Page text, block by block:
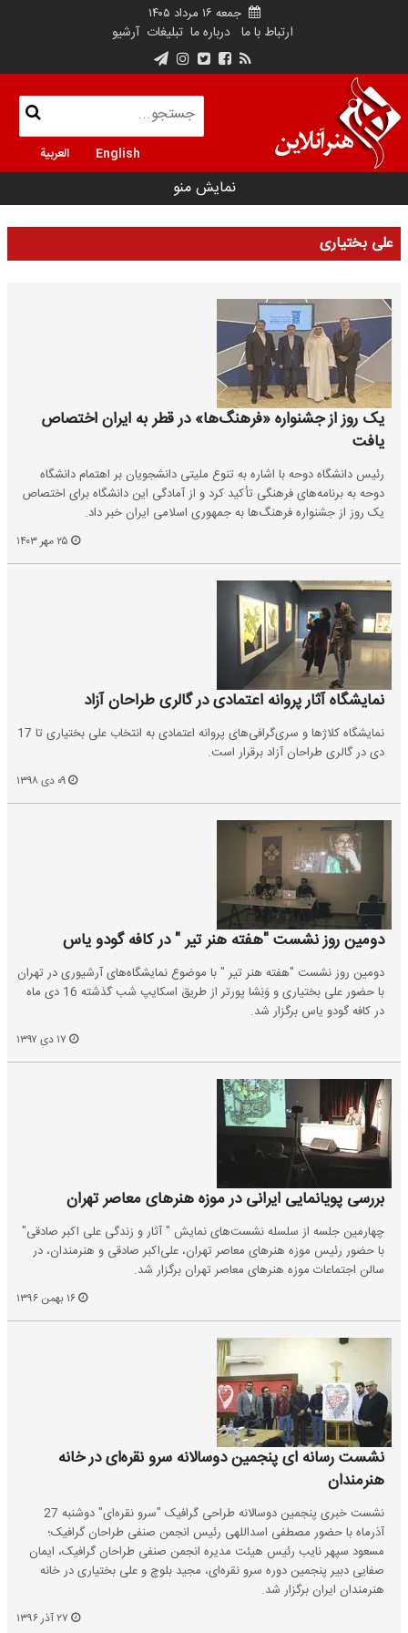
جمعه ۱۶ مرداد ۱۴۰۵
ارتباط با ما درباره ما تبلیغات آرشیو
English العربية
نمایش منو
علی بختیاری
یک روز از جشنواره «فرهنگ‌ها» در قطر به ایران اختصاص
یافت
رئیس دانشگاه دوحه با اشاره به تنوع ملیتی دانشجویان بر اهتمام دانشگاه
دوحه به برنامه‌های فرهنگی تأکید کرد و از آمادگی این دانشگاه برای اختصاص
یک روز از جشنواره فرهنگ‌ها به جمهوری اسلامی ایران خبر داد.
نمایشگاه آثار پروانه اعتمادی در گالری طراحان آزاد
نمایشگاه کلاژها و سری‌گرافی‌های پروانه اعتمادی به انتخاب علی بختیاری تا 17
دی در گالری طراحان آزاد برقرار است.
دومین روز نشست "هفته هنر تیر " در کافه گودو یاس
دومین روز نشست "هفته هنر تیر " با موضوع نمایشگاه‌های آرشیوری در تهران
با حضور علی بختیاری و وَنِشا پورتر از طریق اسکایپ شب گذشته 16 دی ماه
در کافه گودو یاس برگزار شد.
بررسی پویانمایی ایرانی در موزه هنرهای معاصر تهران
چهارمین جلسه از سلسله نشست‌های نمایش " آثار و زندگی علی اکبر صادقی"
با حضور رئیس موزه هنرهای معاصر تهران، علی‌اکبر صادقی و هنرمندان، در
سالن اجتماعات موزه هنرهای معاصر تهران برگزار شد.
نشست رسانه ای پنجمین دوسالانه سرو نقره‌ای در خانه
هنرمندان
نشست خبری پنجمین دوسالانه طراحی گرافیک "سرو نقره‌ای" دوشنبه 27
آذرماه با حضور مصطفی اسداللهی رئیس انجمن صنفی طراحان گرافیک؛
مسعود سپهر نایب رئیس هیئت مدیره انجمن صنفی طراحان گرافیک، ایمان
صفایی دبیر پنجمین دوره سرو نقره‌ای، مجید بلوچ و علی بختیاری در خانه
هنرمندان ایران برگزار شد.